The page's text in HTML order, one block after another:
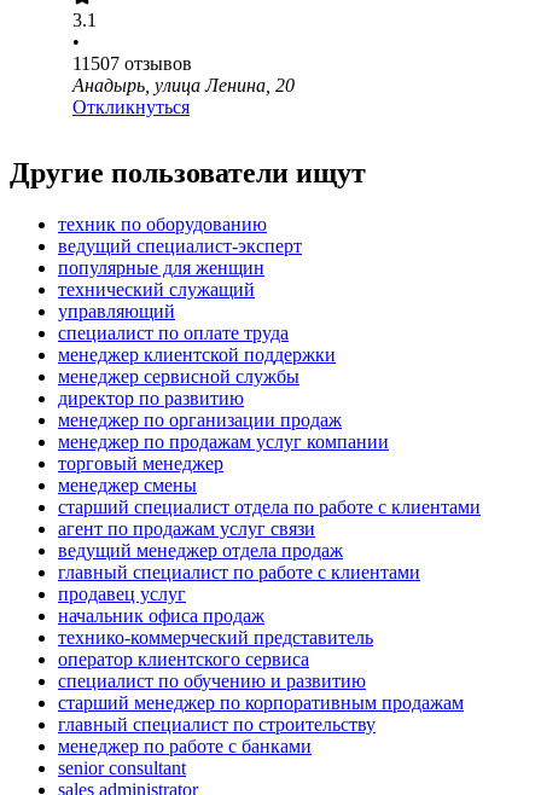
3.1
•
11507 отзывов
Анадырь, улица Ленина, 20
Откликнуться
Другие пользователи ищут
техник по оборудованию
ведущий специалист-эксперт
популярные для женщин
технический служащий
управляющий
специалист по оплате труда
менеджер клиентской поддержки
менеджер сервисной службы
директор по развитию
менеджер по организации продаж
менеджер по продажам услуг компании
торговый менеджер
менеджер смены
старший специалист отдела по работе с клиентами
агент по продажам услуг связи
ведущий менеджер отдела продаж
главный специалист по работе с клиентами
продавец услуг
начальник офиса продаж
технико-коммерческий представитель
оператор клиентского сервиса
специалист по обучению и развитию
старший менеджер по корпоративным продажам
главный специалист по строительству
менеджер по работе с банками
senior consultant
sales administrator